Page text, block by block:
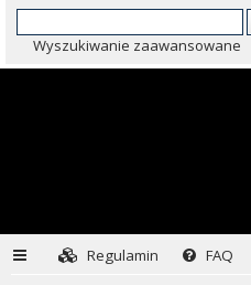
Wyszukiwanie zaawansowane
Regulamin
FAQ